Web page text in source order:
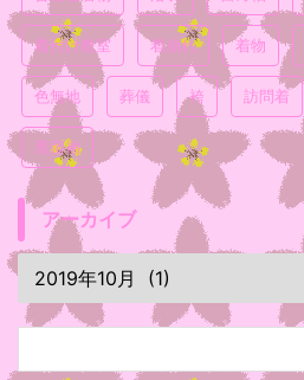
着付け教室 着崩れ 着物
色無地 葬儀 袴 訪問着
黒留袖
アーカイブ